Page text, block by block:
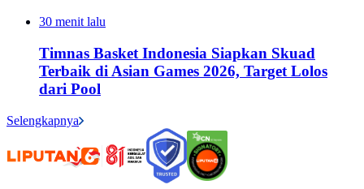
30 menit lalu
Timnas Basket Indonesia Siapkan Skuad
Terbaik di Asian Games 2026, Target Lolos
dari Pool
Selengkapnya